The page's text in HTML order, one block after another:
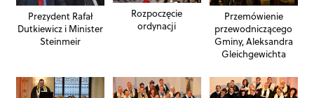
Prezydent Rafał
Dutkiewicz i Minister
Steinmeir
Rozpoczęcie
ordynacji
Przemówienie
przewodniczącego
Gminy, Aleksandra
Gleichgewichta